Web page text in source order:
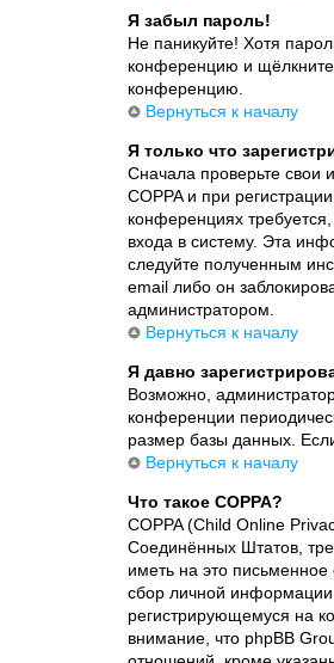
Я забыл пароль!
Не паникуйте! Хотя
конференцию и
конференцию.
Вернуться к началу
Я только что
Сначала проверьте свои
COPPA и при
конференциях
входа в систему. Эта
следуйте полученным
email либо он
администратором.
Вернуться к началу
Я давно
Возможно,
конференции
размер базы данных.
Вернуться к началу
Что такое COPPA?
COPPA (Child Online
Соединённых Штатов,
иметь на это
сбор личной
регистрирующемуся на
внимание, что phpBB